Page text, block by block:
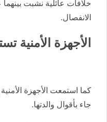
خلافات عائلية نشبت
الانفصال.
الأجهزة الأمنية
كما استمعت الأجهزة
جاء بأقوال والدتها.